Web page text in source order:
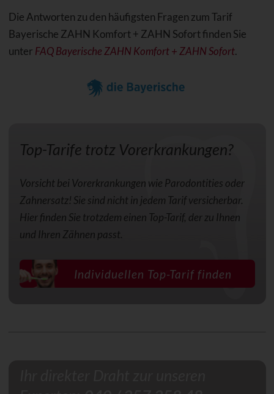
Die Antworten zu den häufigsten Fragen zum Tarif
Bayerische ZAHN Komfort + ZAHN Sofort finden Sie
unter FAQ Bayerische ZAHN Komfort + ZAHN Sofort.
Top-Tarife trotz Vorerkrankungen?
Vorsicht bei Vorerkrankungen wie Parodontities oder
Zahnersatz! Sie sind nicht in jedem Tarif versicherbar.
Hier finden Sie trotzdem einen Top-Tarif, der zu Ihnen
und Ihren Zähnen passt.
Individuellen Top-Tarif finden